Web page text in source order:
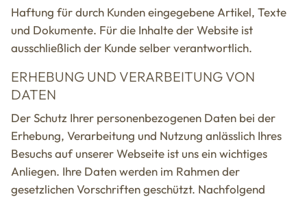
Haftung für durch Kunden eingegebene Artikel, Texte
und Dokumente. Für die Inhalte der Website ist
ausschließlich der Kunde selber verantwortlich.
ERHEBUNG UND VERARBEITUNG VON
DATEN
Der Schutz Ihrer personenbezogenen Daten bei der
Erhebung, Verarbeitung und Nutzung anlässlich Ihres
Besuchs auf unserer Webseite ist uns ein wichtiges
Anliegen. Ihre Daten werden im Rahmen der
gesetzlichen Vorschriften geschützt. Nachfolgend